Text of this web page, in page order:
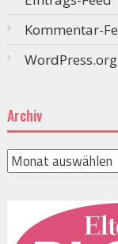
Kommentar-
WordPress.org
Archiv
Archiv